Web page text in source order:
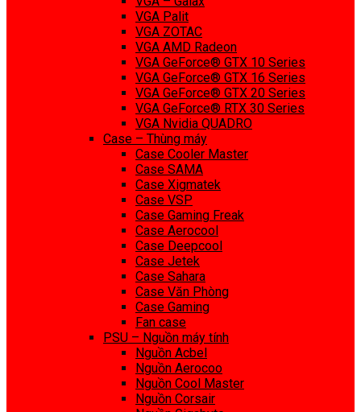
VGA Palit
VGA ZOTAC
VGA AMD Radeon
VGA GeForce® GTX 10 Series
VGA GeForce® GTX 16 Series
VGA GeForce® GTX 20 Series
VGA GeForce® RTX 30 Series
VGA Nvidia QUADRO
Case – Thùng máy
Case Cooler Master
Case SAMA
Case Xigmatek
Case VSP
Case Gaming Freak
Case Aerocool
Case Deepcool
Case Jetek
Case Sahara
Case Văn Phòng
Case Gaming
Fan case
PSU – Nguồn máy tính
Nguồn Acbel
Nguồn Aerocoo
Nguồn Cool Master
Nguồn Corsair